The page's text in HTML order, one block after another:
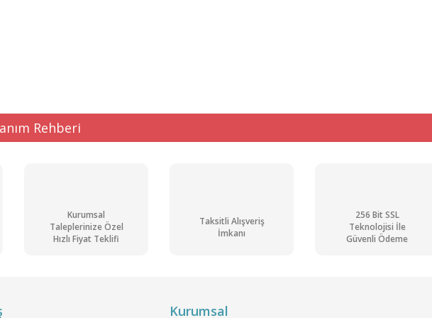
Sülfat Pur. gr. 5 kg
Rehberi
Kurumsal
Taleplerinize Özel
Hızlı Fiyat Teklifi
Taksitli Alışveriş
İmkanı
256 Bit SSL
Teknolojisi İle
Güvenli Ödeme
Kurumsal